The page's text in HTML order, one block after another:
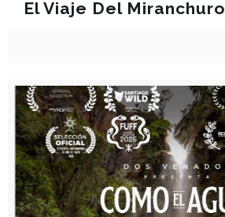
El Viaje Del Miranchuro